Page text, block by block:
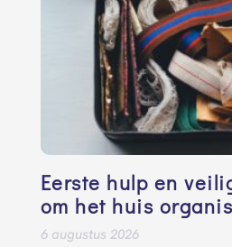
Eerste hulp en
om het huis
6 augustus 2026